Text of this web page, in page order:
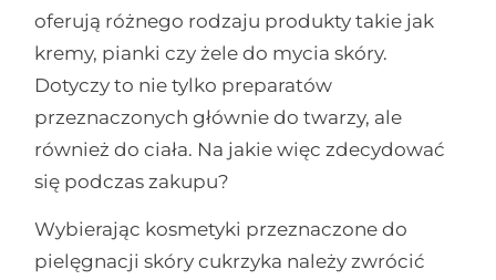
oferują różnego rodzaju produkty takie jak
kremy, pianki czy żele do mycia skóry.
Dotyczy to nie tylko preparatów
przeznaczonych głównie do twarzy, ale
również do ciała. Na jakie więc zdecydować
się podczas zakupu?
Wybierając kosmetyki przeznaczone do
pielęgnacji skóry cukrzyka należy zwrócić